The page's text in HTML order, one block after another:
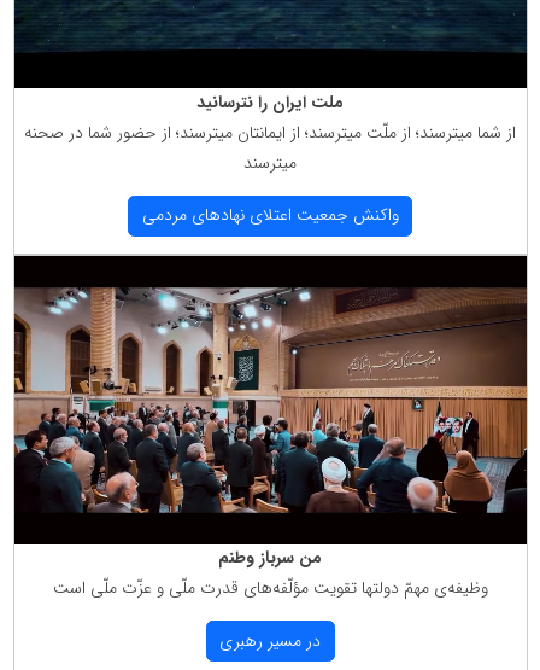
ملت ایران را نترسانید
از شما میترسند؛ از ملّت میترسند؛ از ایمانتان میترسند؛ از حضور شما در صحنه
میترسند
واكنش جمعیت اعتلای نهادهای مردمی
من سرباز وطنم
وظیفه‌ی مهمّ دولتها تقویت مؤلّفه‌های قدرت ملّی و عزّت ملّی است
در مسیر رهبری